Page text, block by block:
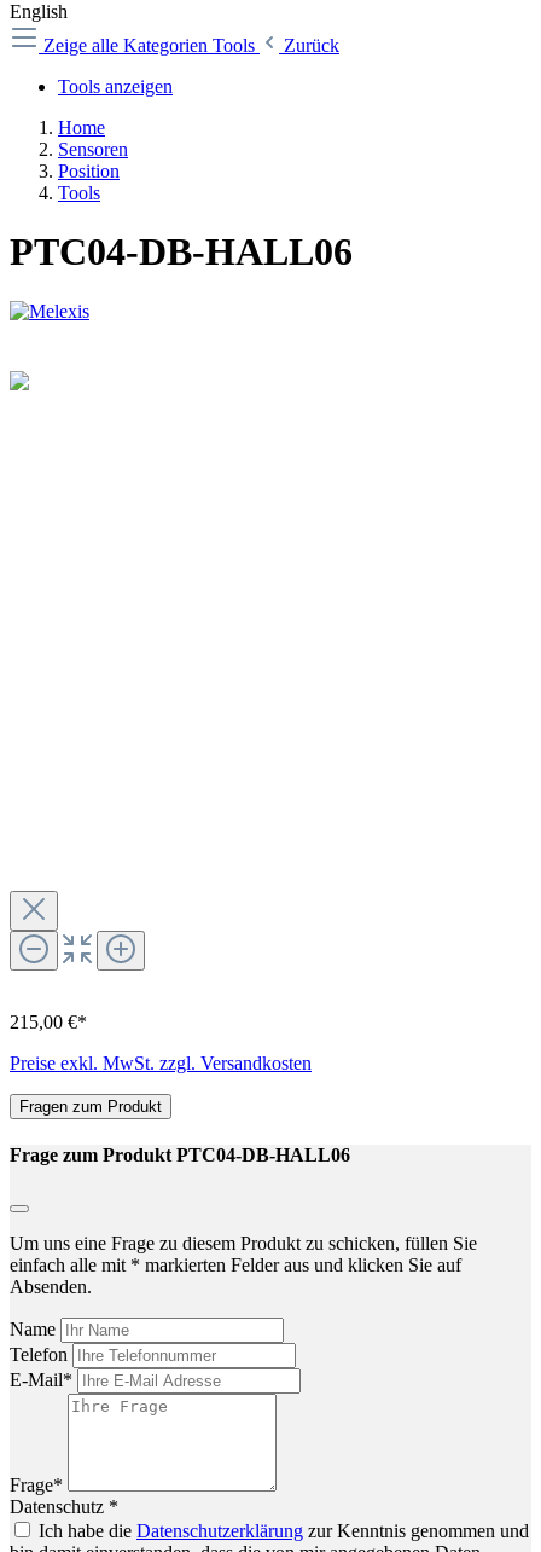
English
Zeige alle Kategorien Tools
Zurück
Tools anzeigen
Home
Sensoren
Position
Tools
PTC04-DB-HALL06
215,00 €*
Preise exkl. MwSt. zzgl. Versandkosten
Fragen zum Produkt
Frage zum Produkt PTC04-DB-HALL06
Um uns eine Frage zu diesem Produkt zu schicken, füllen Sie
einfach alle mit * markierten Felder aus und klicken Sie auf
Absenden.
Name
Telefon
E-Mail*
Frage*
Datenschutz *
Ich habe die Datenschutzerklärung zur Kenntnis genommen und